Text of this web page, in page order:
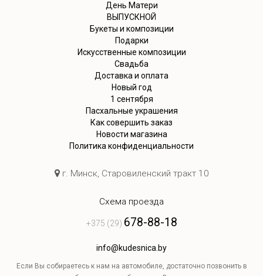
День Матери
ВЫПУСКНОЙ
Букеты и композиции
Подарки
Искусственные композиции
Свадьба
Доставка и оплата
Новый год
1 сентября
Пасхальные украшения
Как совершить заказ
Новости магазина
Политика конфиденциальности
г. Минск, Старовиленский тракт 10
Схема проезда
+375 (29) 678-88-18
info@kudesnica.by
Если Вы собираетесь к нам на автомобиле, достаточно позвонить в